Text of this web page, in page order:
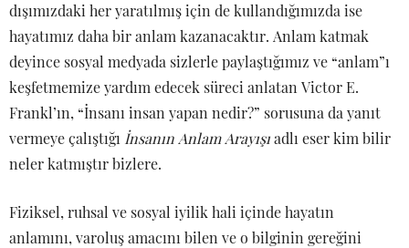
dışımızdaki her yaratılmış için de kullandığımızda ise
hayatımız daha bir anlam kazanacaktır. Anlam katmak
deyince sosyal medyada sizlerle paylaştığımız ve “anlam”ı
keşfetmemize yardım edecek süreci anlatan Victor E.
Frankl’ın, “İnsanı insan yapan nedir?” sorusuna da yanıt
vermeye çalıştığı İnsanın Anlam Arayışıadlı eser kim bilir
neler katmıştır bizlere.
Fiziksel, ruhsal ve sosyal iyilik hali içinde hayatın
anlamını, varoluş amacını bilen ve o bilginin gereğini